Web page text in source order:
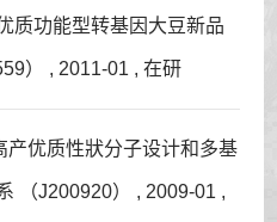
质功能型转基因大豆新品
） , 2011-01 , 在研
产优质性狀分子设计和多基
（J200920） , 2009-01 ,